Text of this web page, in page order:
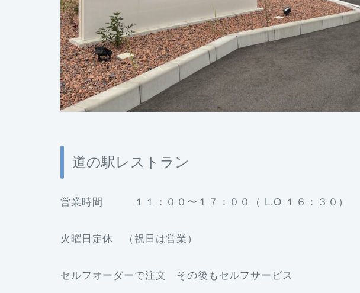
道の駅レストラン
営業時間 １１：００〜１７：００（ L.O １６：３０）
火曜日定休 （祝日は営業）
セルフオーダーで注文 その後もセルフサービス